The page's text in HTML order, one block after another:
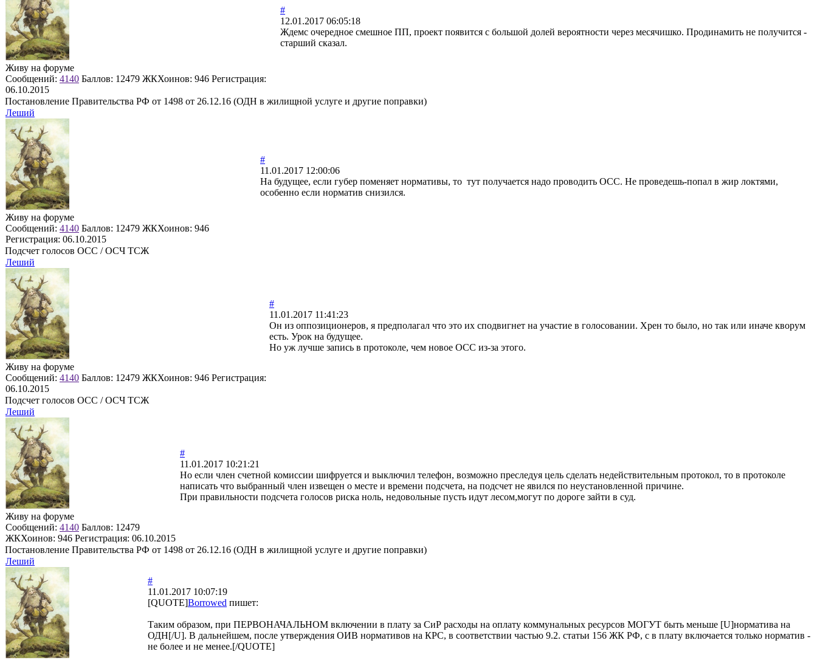
Живу на форуме
Сообщений: 4140 Баллов: 12479 ЖКХоинов: 946 Регистрация:
06.10.2015
#
12.01.2017 06:05:18
Ждемс очередное смешное ПП, проект появится с большой долей вероятности через месячишко. Продинамить не получится -
старший сказал.
Постановление Правительства РФ от 1498 от 26.12.16 (ОДН в жилищной услуге и другие поправки)
Леший
Живу на форуме
Сообщений: 4140 Баллов: 12479 ЖКХоинов: 946
Регистрация: 06.10.2015
#
11.01.2017 12:00:06
На будущее, если губер поменяет нормативы, то тут получается надо проводить ОСС. Не проведешь-попал в жир локтями,
особенно если норматив снизился.
Подсчет голосов ОСС / ОСЧ ТСЖ
Леший
Живу на форуме
Сообщений: 4140 Баллов: 12479 ЖКХоинов: 946 Регистрация:
06.10.2015
#
11.01.2017 11:41:23
Он из оппозиционеров, я предполагал что это их сподвигнет на участие в голосовании. Хрен то было, но так или иначе кворум
есть. Урок на будущее.
Но уж лучше запись в протоколе, чем новое ОСС из-за этого.
Подсчет голосов ОСС / ОСЧ ТСЖ
Леший
Живу на форуме
Сообщений: 4140 Баллов: 12479
ЖКХоинов: 946 Регистрация: 06.10.2015
#
11.01.2017 10:21:21
Но если член счетной комиссии шифруется и выключил телефон, возможно преследуя цель сделать недействительным протокол, то в протоколе
написать что выбранный член извещен о месте и времени подсчета, на подсчет не явился по неустановленной причине.
При правильности подсчета голосов риска ноль, недовольные пусть идут лесом,могут по дороге зайти в суд.
Постановление Правительства РФ от 1498 от 26.12.16 (ОДН в жилищной услуге и другие поправки)
Леший
#
11.01.2017 10:07:19
[QUOTE]Borrowed пишет:
Таким образом, при ПЕРВОНАЧАЛЬНОМ включении в плату за СиР расходы на оплату коммунальных ресурсов МОГУТ быть меньше [U]норматива на
ОДН[/U]. В дальнейшем, после утверждения ОИВ нормативов на КРС, в соответствии частью 9.2. статьи 156 ЖК РФ, с в плату включается только норматив -
не более и не менее.[/QUOTE]